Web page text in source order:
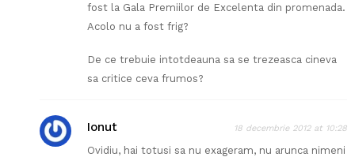
fost la Gala Premiilor de Excelenta din promenada.
Acolo nu a fost frig?
De ce trebuie intotdeauna sa se trezeasca cineva
sa critice ceva frumos?
Ionut 18 decembrie 2012 at 10:28
Ovidiu, hai totusi sa nu exageram, nu arunca nimeni